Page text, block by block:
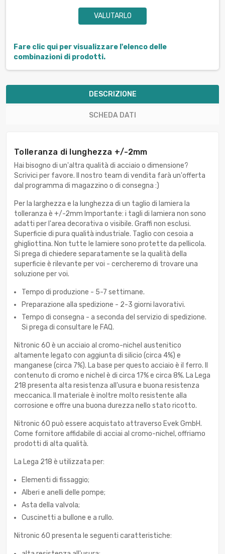
VALUTARLO
Fare clic qui per visualizzare l'elenco delle
combinazioni di prodotti.
DESCRIZIONE
SCHEDA DATI
Tolleranza di lunghezza +/-2mm
Hai bisogno di un'altra qualità di acciaio o dimensione?
Scrivici per favore. Il nostro team di vendita farà un'offerta
dal programma di magazzino o di consegna :)
Per la larghezza e la lunghezza di un taglio di lamiera la
tolleranza è +/-2mm Importante: i tagli di lamiera non sono
adatti per l'area decorativa o visibile. Graffi non esclusi.
Superficie di pura qualità industriale. Taglio con cesoia a
ghigliottina. Non tutte le lamiere sono protette da pellicola.
Si prega di chiedere separatamente se la qualità della
superficie è rilevante per voi - cercheremo di trovare una
soluzione per voi.
Tempo di produzione - 5-7 settimane.
Preparazione alla spedizione - 2-3 giorni lavorativi.
Tempo di consegna - a seconda del servizio di spedizione.
Si prega di consultare le FAQ.
Nitronic 60 è un acciaio al cromo-nichel austenitico
altamente legato con aggiunta di silicio (circa 4%) e
manganese (circa 7%). La base per questo acciaio è il ferro. Il
contenuto di cromo e nichel è di circa 17% e circa 8%. La Lega
218 presenta alta resistenza all'usura e buona resistenza
meccanica. Il materiale è inoltre molto resistente alla
corrosione e offre una buona durezza nello stato ricotto.
Nitronic 60 può essere acquistato attraverso Evek GmbH.
Come fornitore affidabile di acciai al cromo-nichel, offriamo
prodotti di alta qualità.
La Lega 218 è utilizzata per:
Elementi di fissaggio;
Alberi e anelli delle pompe;
Asta della valvola;
Cuscinetti a bullone e a rullo.
Nitronic 60 presenta le seguenti caratteristiche: